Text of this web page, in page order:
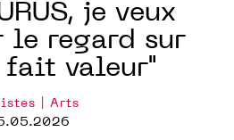
je veux
le regard sur
valeur"
| Arts